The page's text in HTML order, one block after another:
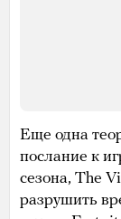
Еще одна
послание к
сезона, The
разрушить